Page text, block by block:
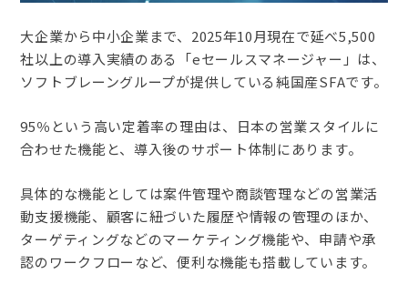
大企業から中小企業まで、2025年10月現在で延べ5,500
社以上の導入実績のある「eセールスマネージャー」は、
ソフトブレーングループが提供している純国産SFAです。
95％という高い定着率の理由は、日本の営業スタイルに
合わせた機能と、導入後のサポート体制にあります。
具体的な機能としては案件管理や商談管理などの営業活
動支援機能、顧客に紐づいた履歴や情報の管理のほか、
ターゲティングなどのマーケティング機能や、申請や承
認のワークフローなど、便利な機能も搭載しています。